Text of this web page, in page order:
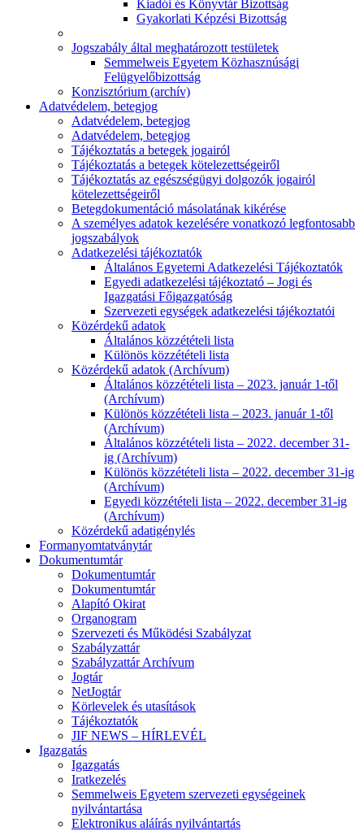
Kiadói és Könyvtár Bizottság
Gyakorlati Képzési Bizottság
Jogszabály által meghatározott testületek
Semmelweis Egyetem Közhasznúsági
Felügyelőbizottság
Konzisztórium (archív)
Adatvédelem, betegjog
Adatvédelem, betegjog
Adatvédelem, betegjog
Tájékoztatás a betegek jogairól
Tájékoztatás a betegek kötelezettségeiről
Tájékoztatás az egészségügyi dolgozók jogairól
kötelezettségeiről
Betegdokumentáció másolatának kikérése
A személyes adatok kezelésére vonatkozó legfontosabb
jogszabályok
Adatkezelési tájékoztatók
Általános Egyetemi Adatkezelési Tájékoztatók
Egyedi adatkezelési tájékoztató – Jogi és
Igazgatási Főigazgatóság
Szervezeti egységek adatkezelési tájékoztatói
Közérdekű adatok
Általános közzétételi lista
Különös közzétételi lista
Közérdekű adatok (Archívum)
Általános közzétételi lista – 2023. január 1-től
(Archívum)
Különös közzétételi lista – 2023. január 1-től
(Archívum)
Általános közzétételi lista – 2022. december 31-
ig (Archívum)
Különös közzétételi lista – 2022. december 31-ig
(Archívum)
Egyedi közzétételi lista – 2022. december 31-ig
(Archívum)
Közérdekű adatigénylés
Formanyomtatványtár
Dokumentumtár
Dokumentumtár
Dokumentumtár
Alapító Okirat
Organogram
Szervezeti és Működési Szabályzat
Szabályzattár
Szabályzattár Archívum
Jogtár
NetJogtár
Körlevelek és utasítások
Tájékoztatók
JIF NEWS – HÍRLEVÉL
Igazgatás
Igazgatás
Iratkezelés
Semmelweis Egyetem szervezeti egységeinek
nyilvántartása
Elektronikus aláírás nyilvántartás